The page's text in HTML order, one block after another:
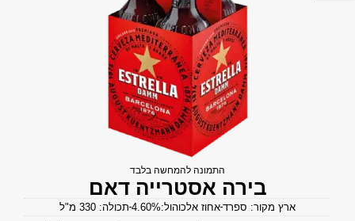
התמונה להמחשה בלבד
בירה אסטרייה דאם
ארץ מקור: ספרד אחוז אלכוהול:4.60% תכולה: 330 מ"ל